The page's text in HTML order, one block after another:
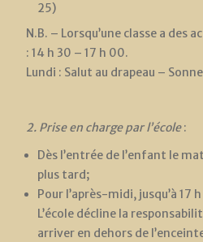
25)
N.B. – Lorsqu’une classe a des
: 14 h 30 – 17 h 00.
Lundi : Salut au drapeau –
2. Prise en charge par l’école:
Dès l’entrée de l’enfant le
plus tard;
Pour l’après-midi, jusqu’à 17
L’école décline la
arriver en dehors de